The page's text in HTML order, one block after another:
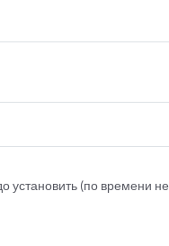
установить (по времени не